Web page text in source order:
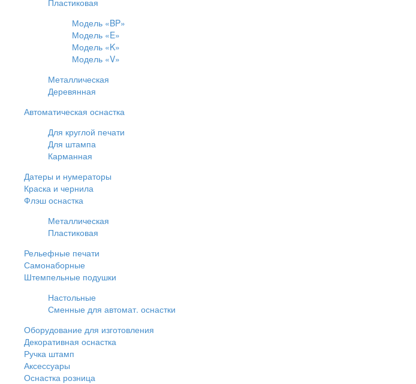
Пластиковая
Модель «BP»
Модель «E»
Модель «K»
Модель «V»
Металлическая
Деревянная
Автоматическая оснастка
Для круглой печати
Для штампа
Карманная
Датеры и нумераторы
Краска и чернила
Флэш оснастка
Металлическая
Пластиковая
Рельефные печати
Самонаборные
Штемпельные подушки
Настольные
Сменные для автомат. оснастки
Оборудование для изготовления
Декоративная оснастка
Ручка штамп
Аксессуары
Оснастка розница